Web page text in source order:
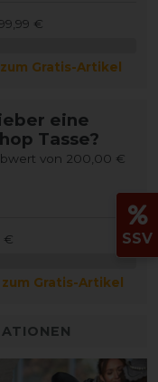
€
Gratis-Artikel
eine
Tasse?
von 200,00 €
€
Gratis-Artikel
SSV